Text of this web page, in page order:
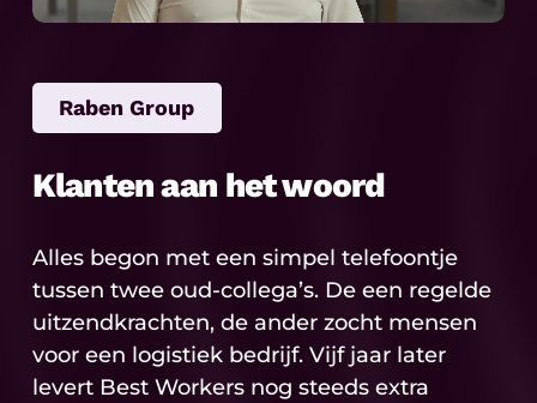
Raben Group
Klanten aan het woord
Alles begon met een simpel telefoontje
tussen twee oud-collega’s. De een regelde
uitzendkrachten, de ander zocht mensen
voor een logistiek bedrijf. Vijf jaar later
levert Best Workers nog steeds extra